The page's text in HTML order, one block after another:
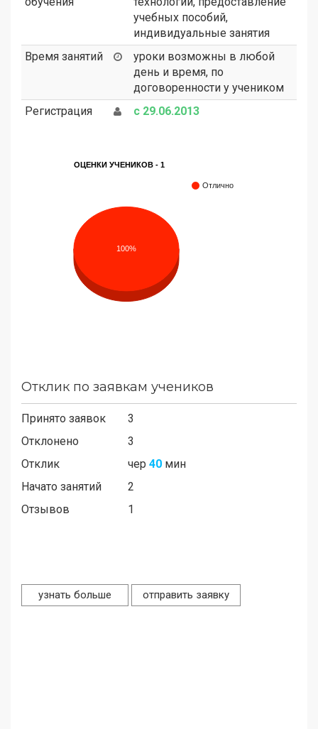
учебных пособий,
индивидуальные занятия
Время занятий
уроки возможны в любой
день и время, по
договоренности у учеником
Регистрация
с 29.06.2013
ОЦЕНКИ УЧЕНИКОВ - 1
Отлично
100%
Отклик по заявкам учеников
Принято заявок
3
Отклонено
3
Отклик
чер 40 мин
Начато занятий
2
Отзывов
1
узнать больше отправить заявку